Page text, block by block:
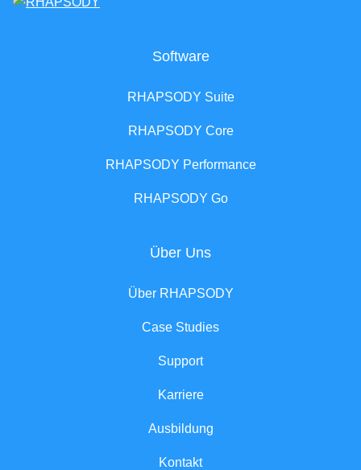
Software
RHAPSODY Suite
RHAPSODY Core
RHAPSODY Performance
RHAPSODY Go
Über Uns
Über RHAPSODY
Case Studies
Support
Karriere
Ausbildung
Kontakt